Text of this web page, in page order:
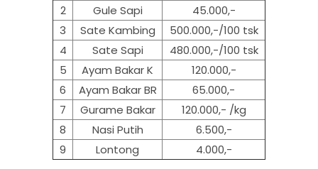
2
Gule Sapi
45.000,-
3
Sate Kambing
500.000,-/100 tsk
4
Sate Sapi
480.000,-/100 tsk
5
Ayam Bakar K
120.000,-
6
Ayam Bakar BR
65.000,-
7
Gurame Bakar
120.000,- /kg
8
Nasi Putih
6.500,-
9
Lontong 4.000,-